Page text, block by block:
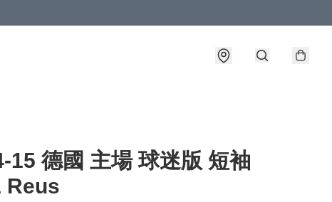
15 德國 主場 球迷版 短袖
Reus